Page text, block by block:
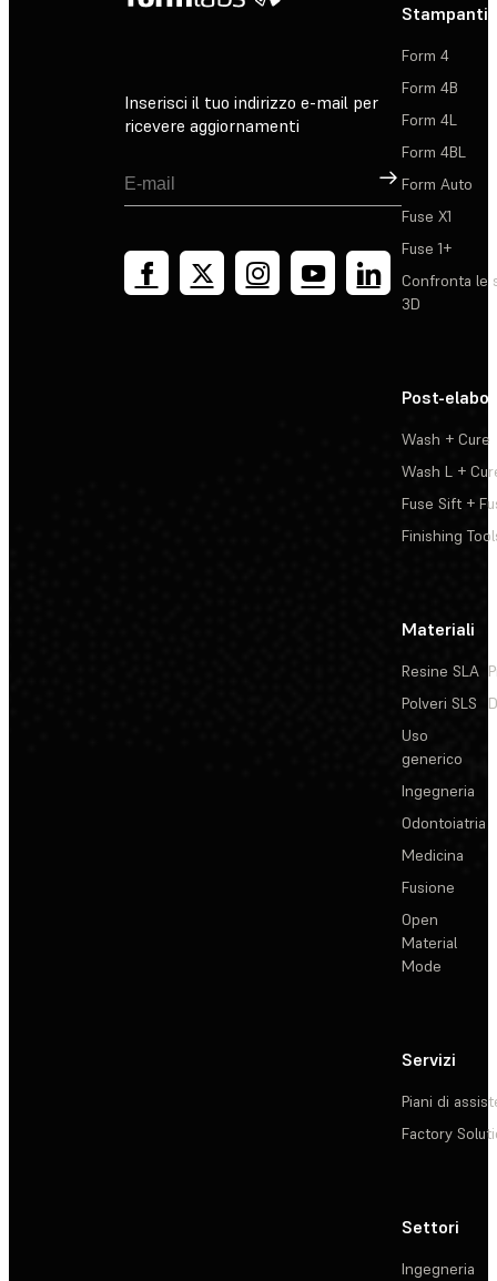
Inserisci il tuo indirizzo e-mail per
ricevere aggiornamenti
Registrati
Stampanti
Form 4
Form 4B
Form 4L
Form 4BL
Form Auto
Fuse X1
Fuse 1+
Confronta le
3D
Post-
Wash + Cure
Wash L +
Fuse Sift +
Finishing
Materiali
Resine SLA
Polveri SLS
Uso
generico
Ingegneria
Odontoiatria
Medicina
Fusione
Open
Material
Mode
Servizi
Piani di
Factory
Settori
Ingegneria